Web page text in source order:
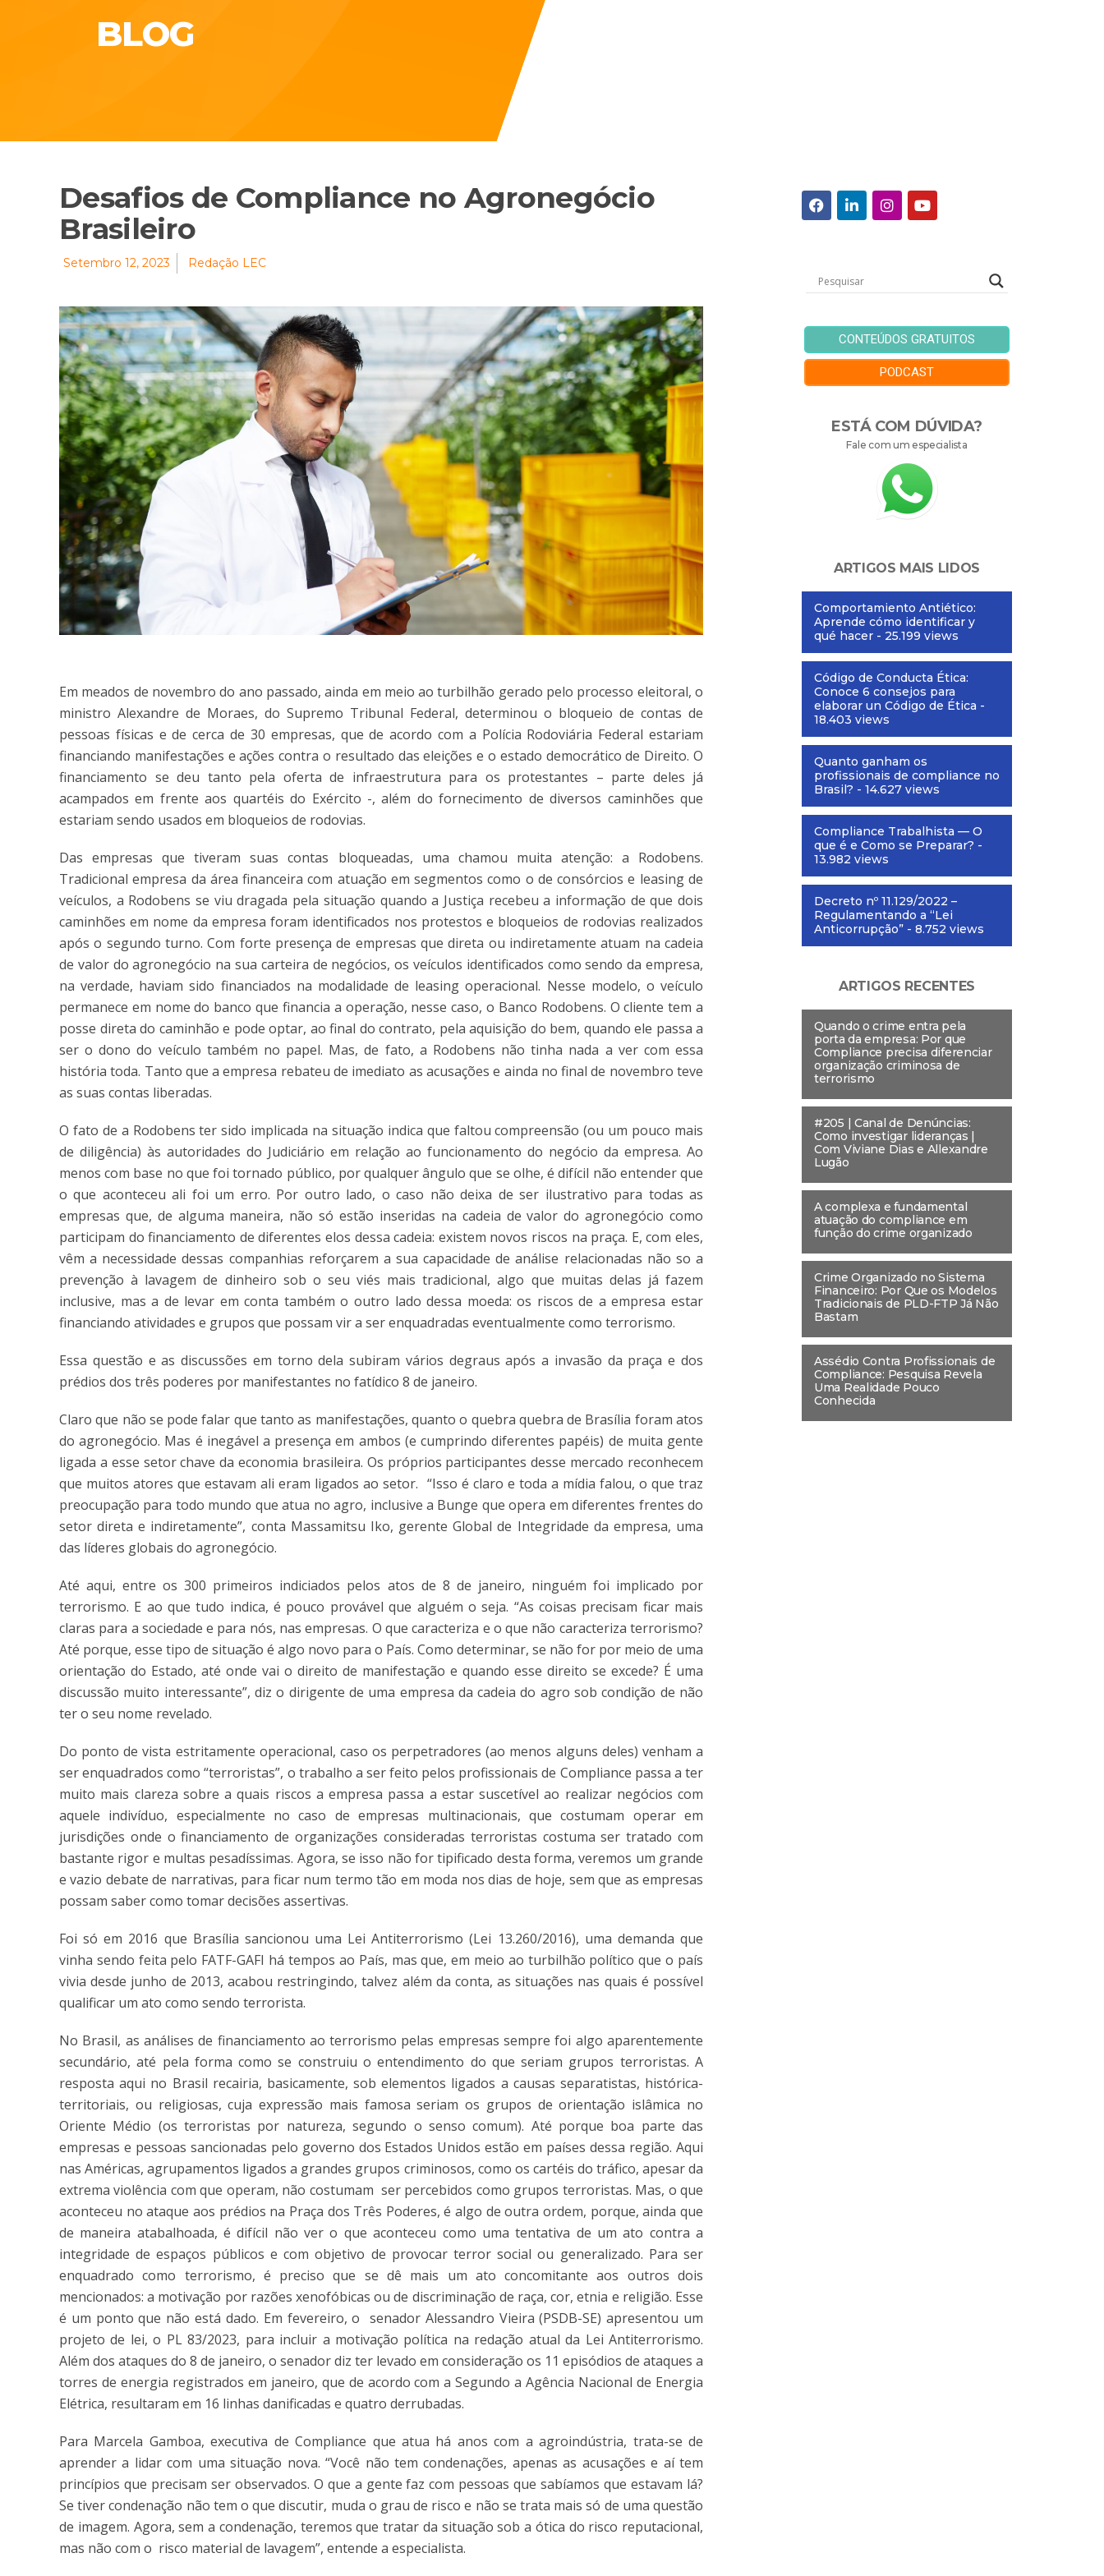
BLOG
Desafios de Compliance no Agronegócio
Brasileiro
Setembro 12, 2023 Redação LEC
Em meados de novembro do ano passado, ainda em meio ao turbilhão gerado pelo processo eleitoral, o
ministro Alexandre de Moraes, do Supremo Tribunal Federal, determinou o bloqueio de contas de
pessoas físicas e de cerca de 30 empresas, que de acordo com a Polícia Rodoviária Federal estariam
financiando manifestações e ações contra o resultado das eleições e o estado democrático de Direito. O
financiamento se deu tanto pela oferta de infraestrutura para os protestantes – parte deles já
acampados em frente aos quartéis do Exército -, além do fornecimento de diversos caminhões que
estariam sendo usados em bloqueios de rodovias.
Das empresas que tiveram suas contas bloqueadas, uma chamou muita atenção: a Rodobens.
Tradicional empresa da área financeira com atuação em segmentos como o de consórcios e leasing de
veículos, a Rodobens se viu dragada pela situação quando a Justiça recebeu a informação de que dois
caminhões em nome da empresa foram identificados nos protestos e bloqueios de rodovias realizados
após o segundo turno. Com forte presença de empresas que direta ou indiretamente atuam na cadeia
de valor do agronegócio na sua carteira de negócios, os veículos identificados como sendo da empresa,
na verdade, haviam sido financiados na modalidade de leasing operacional. Nesse modelo, o veículo
permanece em nome do banco que financia a operação, nesse caso, o Banco Rodobens. O cliente tem a
posse direta do caminhão e pode optar, ao final do contrato, pela aquisição do bem, quando ele passa a
ser o dono do veículo também no papel. Mas, de fato, a Rodobens não tinha nada a ver com essa
história toda. Tanto que a empresa rebateu de imediato as acusações e ainda no final de novembro teve
as suas contas liberadas.
O fato de a Rodobens ter sido implicada na situação indica que faltou compreensão (ou um pouco mais
de diligência) às autoridades do Judiciário em relação ao funcionamento do negócio da empresa. Ao
menos com base no que foi tornado público, por qualquer ângulo que se olhe, é difícil não entender que
o que aconteceu ali foi um erro. Por outro lado, o caso não deixa de ser ilustrativo para todas as
empresas que, de alguma maneira, não só estão inseridas na cadeia de valor do agronegócio como
participam do financiamento de diferentes elos dessa cadeia: existem novos riscos na praça. E, com eles,
vêm a necessidade dessas companhias reforçarem a sua capacidade de análise relacionadas não so a
prevenção à lavagem de dinheiro sob o seu viés mais tradicional, algo que muitas delas já fazem
inclusive, mas a de levar em conta também o outro lado dessa moeda: os riscos de a empresa estar
financiando atividades e grupos que possam vir a ser enquadradas eventualmente como terrorismo.
Essa questão e as discussões em torno dela subiram vários degraus após a invasão da praça e dos
prédios dos três poderes por manifestantes no fatídico 8 de janeiro.
Claro que não se pode falar que tanto as manifestações, quanto o quebra quebra de Brasília foram atos
do agronegócio. Mas é inegável a presença em ambos (e cumprindo diferentes papéis) de muita gente
ligada a esse setor chave da economia brasileira. Os próprios participantes desse mercado reconhecem
que muitos atores que estavam ali eram ligados ao setor. “Isso é claro e toda a mídia falou, o que traz
preocupação para todo mundo que atua no agro, inclusive a Bunge que opera em diferentes frentes do
setor direta e indiretamente”, conta Massamitsu Iko, gerente Global de Integridade da empresa, uma
das líderes globais do agronegócio.
Até aqui, entre os 300 primeiros indiciados pelos atos de 8 de janeiro, ninguém foi implicado por
terrorismo. E ao que tudo indica, é pouco provável que alguém o seja. “As coisas precisam ficar mais
claras para a sociedade e para nós, nas empresas. O que caracteriza e o que não caracteriza terrorismo?
Até porque, esse tipo de situação é algo novo para o País. Como determinar, se não for por meio de uma
orientação do Estado, até onde vai o direito de manifestação e quando esse direito se excede? É uma
discussão muito interessante”, diz o dirigente de uma empresa da cadeia do agro sob condição de não
ter o seu nome revelado.
Do ponto de vista estritamente operacional, caso os perpetradores (ao menos alguns deles) venham a
ser enquadrados como “terroristas”, o trabalho a ser feito pelos profissionais de Compliance passa a ter
muito mais clareza sobre a quais riscos a empresa passa a estar suscetível ao realizar negócios com
aquele indivíduo, especialmente no caso de empresas multinacionais, que costumam operar em
jurisdições onde o financiamento de organizações consideradas terroristas costuma ser tratado com
bastante rigor e multas pesadíssimas. Agora, se isso não for tipificado desta forma, veremos um grande
e vazio debate de narrativas, para ficar num termo tão em moda nos dias de hoje, sem que as empresas
possam saber como tomar decisões assertivas.
Foi só em 2016 que Brasília sancionou uma Lei Antiterrorismo (Lei 13.260/2016), uma demanda que
vinha sendo feita pelo FATF-GAFI há tempos ao País, mas que, em meio ao turbilhão político que o país
vivia desde junho de 2013, acabou restringindo, talvez além da conta, as situações nas quais é possível
qualificar um ato como sendo terrorista.
No Brasil, as análises de financiamento ao terrorismo pelas empresas sempre foi algo aparentemente
secundário, até pela forma como se construiu o entendimento do que seriam grupos terroristas. A
resposta aqui no Brasil recairia, basicamente, sob elementos ligados a causas separatistas, histórica-
territoriais, ou religiosas, cuja expressão mais famosa seriam os grupos de orientação islâmica no
Oriente Médio (os terroristas por natureza, segundo o senso comum). Até porque boa parte das
empresas e pessoas sancionadas pelo governo dos Estados Unidos estão em países dessa região. Aqui
nas Américas, agrupamentos ligados a grandes grupos criminosos, como os cartéis do tráfico, apesar da
extrema violência com que operam, não costumam ser percebidos como grupos terroristas. Mas, o que
aconteceu no ataque aos prédios na Praça dos Três Poderes, é algo de outra ordem, porque, ainda que
de maneira atabalhoada, é difícil não ver o que aconteceu como uma tentativa de um ato contra a
integridade de espaços públicos e com objetivo de provocar terror social ou generalizado. Para ser
enquadrado como terrorismo, é preciso que se dê mais um ato concomitante aos outros dois
mencionados: a motivação por razões xenofóbicas ou de discriminação de raça, cor, etnia e religião. Esse
é um ponto que não está dado. Em fevereiro, o senador Alessandro Vieira (PSDB-SE) apresentou um
projeto de lei, o PL 83/2023, para incluir a motivação política na redação atual da Lei Antiterrorismo.
Além dos ataques do 8 de janeiro, o senador diz ter levado em consideração os 11 episódios de ataques a
torres de energia registrados em janeiro, que de acordo com a Segundo a Agência Nacional de Energia
Elétrica, resultaram em 16 linhas danificadas e quatro derrubadas.
Para Marcela Gamboa, executiva de Compliance que atua há anos com a agroindústria, trata-se de
aprender a lidar com uma situação nova. “Você não tem condenações, apenas as acusações e aí tem
princípios que precisam ser observados. O que a gente faz com pessoas que sabíamos que estavam lá?
Se tiver condenação não tem o que discutir, muda o grau de risco e não se trata mais só de uma questão
de imagem. Agora, sem a condenação, teremos que tratar da situação sob a ótica do risco reputacional,
mas não com o risco material de lavagem”, entende a especialista.
CONTEÚDOS GRATUITOS
PODCAST
ESTÁ COM DÚVIDA?
Fale com um especialista
ARTIGOS MAIS LIDOS
Comportamiento Antiético:
Aprende cómo identificar y
qué hacer - 25.199 views
Código de Conducta Ética:
Conoce 6 consejos para
elaborar un Código de Ética -
18.403 views
Quanto ganham os
profissionais de compliance no
Brasil? - 14.627 views
Compliance Trabalhista — O
que é e Como se Preparar? -
13.982 views
Decreto nº 11.129/2022 –
Regulamentando a “Lei
Anticorrupção” - 8.752 views
ARTIGOS RECENTES
Quando o crime entra pela
porta da empresa: Por que
Compliance precisa diferenciar
organização criminosa de
terrorismo
#205 | Canal de Denúncias:
Como investigar lideranças |
Com Viviane Dias e Allexandre
Lugão
A complexa e fundamental
atuação do compliance em
função do crime organizado
Crime Organizado no Sistema
Financeiro: Por Que os Modelos
Tradicionais de PLD-FTP Já Não
Bastam
Assédio Contra Profissionais de
Compliance: Pesquisa Revela
Uma Realidade Pouco
Conhecida